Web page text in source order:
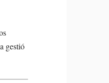
gestió